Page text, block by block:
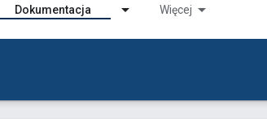
Dokumentacja Więcej